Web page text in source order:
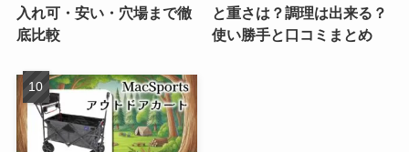
入れ可・安い・穴場まで徹
底比較
と重さは？調理は出来る？
使い勝手と口コミまとめ